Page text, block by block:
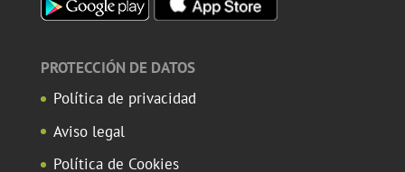
PROTECCIÓN DE DATOS
Política de privacidad
Aviso legal
Política de Cookies